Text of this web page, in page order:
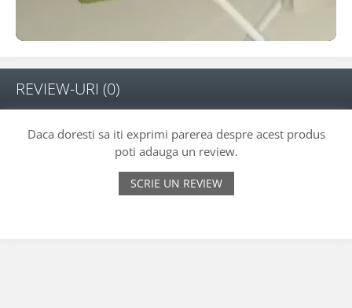
REVIEW-URI (0)
Daca doresti sa iti exprimi parerea despre acest produs
poti adauga un review.
SCRIE UN REVIEW